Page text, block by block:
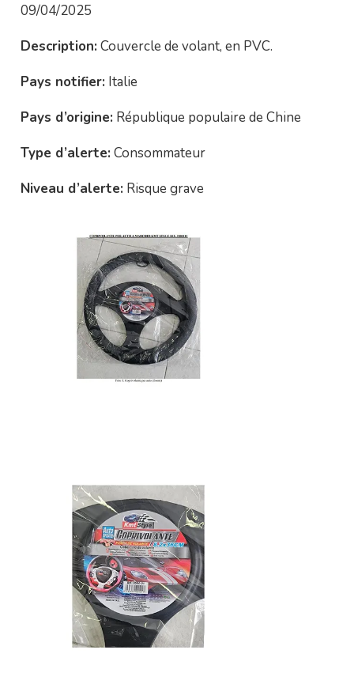
09/04/2025
Description: Couvercle de volant, en PVC.
Pays notifier: Italie
Pays d’origine: République populaire de Chine
Type d’alerte: Consommateur
Niveau d’alerte: Risque grave